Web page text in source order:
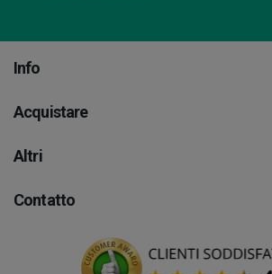
Info
Acquistare
Altri
Contatto